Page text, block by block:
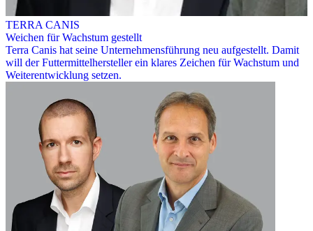
TERRA CANIS
Weichen für Wachstum gestellt
Terra Canis hat seine Unternehmensführung neu aufgestellt. Damit
will der Futtermittelhersteller ein klares Zeichen für Wachstum und
Weiterentwicklung setzen.